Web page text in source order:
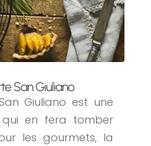
San Giuliano
Giuliano est une
qui en fera tomber
les gourmets, la